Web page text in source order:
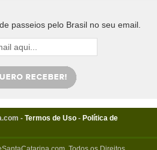
passeios pelo Brasil no seu email.
- Termos de Uso - Política de